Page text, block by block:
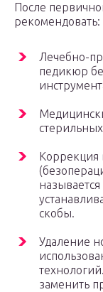
После
рекомендовать:
Лечебно-
педикюр
Коррекция
скобы.
Удаление
заменить